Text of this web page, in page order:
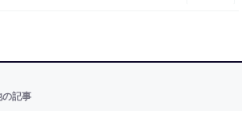
記事